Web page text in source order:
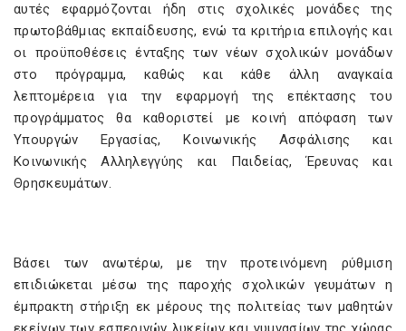
αυτές εφαρμόζονται ήδη στις σχολικές μονάδες της
πρωτοβάθμιας εκπαίδευσης, ενώ τα κριτήρια επιλογής και
οι προϋποθέσεις ένταξης των νέων σχολικών μονάδων
στο πρόγραμμα, καθώς και κάθε άλλη αναγκαία
λεπτομέρεια για την εφαρμογή της επέκτασης του
προγράμματος θα καθοριστεί με κοινή απόφαση των
Υπουργών Εργασίας, Κοινωνικής Ασφάλισης και
Κοινωνικής Αλληλεγγύης και Παιδείας, Έρευνας και
Θρησκευμάτων.
Βάσει των ανωτέρω, με την προτεινόμενη ρύθμιση
επιδιώκεται μέσω της παροχής σχολικών γευμάτων η
έμπρακτη στήριξη εκ μέρους της πολιτείας των μαθητών